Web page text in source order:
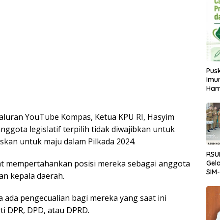
YouTube Kompas, Ketua KPU RI, Hasyim
legislatif terpilih tidak diwajibkan untuk
untuk maju dalam Pilkada 2024.
mempertahankan posisi mereka sebagai anggota
kepala daerah.
pengecualian bagi mereka yang saat ini
DPD, atau DPRD.